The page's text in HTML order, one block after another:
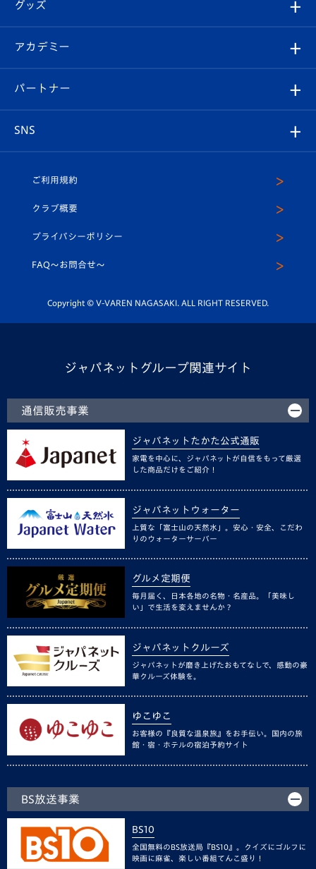
チケット
イベント
メディア
ホームタウン
スタッフプロフィール
マスコット紹介
平和祈念活動
ホームタウン活動
Revive Team
ヴィヴィくんの長崎おもてなしガイド
フォトギャラリー
スタジアムグルメ
V-LOVERS（ファンクラブ）
プレイヤーズスイート
グッズ
オンラインショップ
店舗情報
アカデミー
育成からのお知らせ
U-18
スクール
パートナー
SNS
ヴィヴィくんインスタグラム
公式LINE＠
ご利用規約
クラブ概要
プライバシーポリシー
FAQ〜お問合せ〜
Copyright © V-VAREN NAGASAKI. ALL RIGHT RESERVED.
ジャパネットグループ関連サイト
通信販売事業
ジャパネットたかた公式通販
家電を中心に、ジャパネットが自信をもって厳選
した商品だけをご紹介！
ジャパネットウォーター
上質な「富士山の天然水」。安心・安全、こだわ
りのウォーターサーバー
グルメ定期便
毎月届く、日本各地の名物・名産品。「美味し
い」で生活を変えませんか？
ジャパネットクルーズ
ジャパネットが磨き上げたおもてなしで、感動の豪
華クルーズ体験を。
ゆこゆこ
お客様の『良質な温泉旅』をお手伝い。国内の旅
館・宿・ホテルの宿泊予約サイト
BS放送事業
BS10
全国無料のBS放送局『BS10』。クイズにゴルフに
映画に麻雀、楽しい番組てんこ盛り！